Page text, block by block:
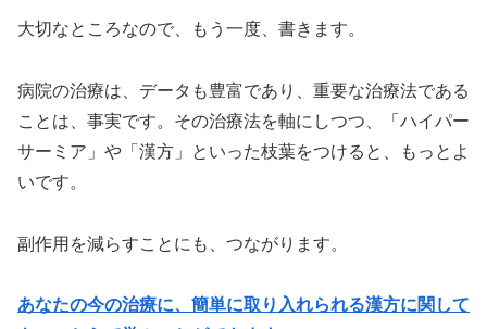
大切なところなので、もう一度、書きます。
病院の治療は、データも豊富であり、重要な治療法である
ことは、事実です。その治療法を軸にしつつ、「ハイパー
サーミア」や「漢方」といった枝葉をつけると、もっとよ
いです。
副作用を減らすことにも、つながります。
あなたの今の治療に、簡単に取り入れられる漢方に関して